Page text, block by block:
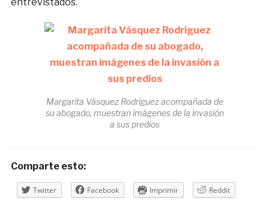
Margarita Vásquez Rodríguez acompañada de
su abogado, muestran imágenes de la invasión
a sus predios
Comparte esto:
Twitter Facebook Imprimir
Reddit